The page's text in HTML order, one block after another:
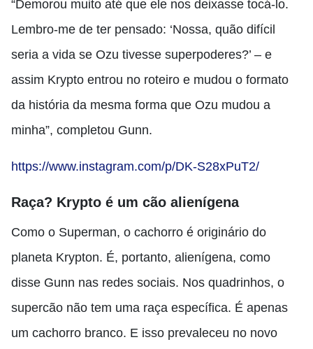
“Demorou muito até que ele nos deixasse tocá-lo.
Lembro-me de ter pensado: ‘Nossa, quão difícil
seria a vida se Ozu tivesse superpoderes?’ – e
assim Krypto entrou no roteiro e mudou o formato
da história da mesma forma que Ozu mudou a
minha”, completou Gunn.
https://www.instagram.com/p/DK-S28xPuT2/
Raça? Krypto é um cão alienígena
Como o Superman, o cachorro é originário do
planeta Krypton. É, portanto, alienígena, como
disse Gunn nas redes sociais. Nos quadrinhos, o
supercão não tem uma raça específica. É apenas
um cachorro branco. E isso prevaleceu no novo